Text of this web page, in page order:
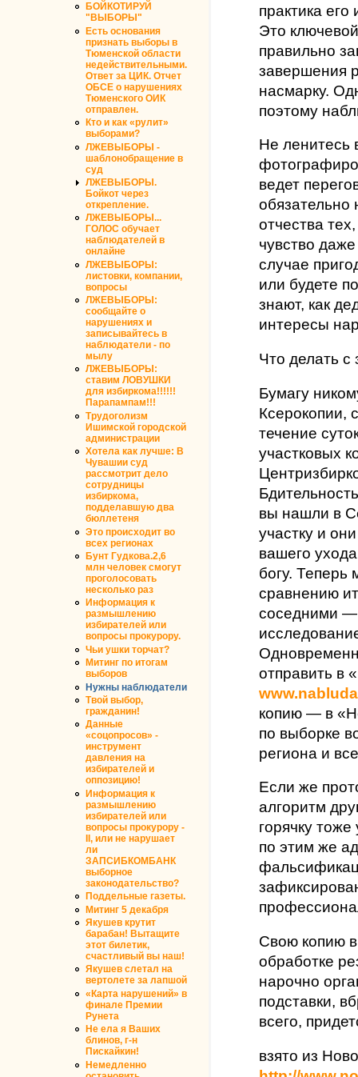
БОЙКОТИРУЙ
"ВЫБОРЫ"
Есть основания
признать выборы в
Тюменской области
недействительными.
Ответ за ЦИК. Отчет
ОБСЕ о нарушениях
Тюменского ОИК
отправлен.
Кто и как «рулит»
выборами?
ЛЖЕВЫБОРЫ -
шаблонобращение в
суд
ЛЖЕВЫБОРЫ.
Бойкот через
открепление.
ЛЖЕВЫБОРЫ...
ГОЛОС обучает
наблюдателей в
онлайне
ЛЖЕВЫБОРЫ:
листовки, компании,
вопросы
ЛЖЕВЫБОРЫ:
сообщайте о
нарушениях и
записывайтесь в
наблюдатели - по
мылу
ЛЖЕВЫБОРЫ:
ставим ЛОВУШКИ
для избиркома!!!!!!
Парапампам!!!
Трудоголизм
Ишимской городской
администрации
Хотела как лучше: В
Чувашии суд
рассмотрит дело
сотрудницы
избиркома,
подделавшую два
бюллетеня
Это происходит во
всех регионах
Бунт Гудкова.2,6
млн человек смогут
проголосовать
несколько раз
Информация к
размышлению
избирателей или
вопросы прокурору.
Чьи ушки торчат?
Митинг по итогам
выборов
Нужны наблюдатели
Твой выбор,
гражданин!
Данные
«соцопросов» -
инструмент
давления на
избирателей и
оппозицию!
Информация к
размышлению
избирателей или
вопросы прокурору -
II, или не нарушает
ли
ЗАПСИБКОМБАНК
выборное
законодательство?
Поддельные газеты.
Митинг 5 декабря
Якушев крутит
барабан! Вытащите
этот билетик,
счастливый вы наш!
Якушев слетал на
вертолете за лапшой
«Карта нарушений» в
финале Премии
Рунета
Не ела я Ваших
блинов, г-н
Пискайкин!
Немедленно
практика
Это
правильно
завершения
насмарку.
поэтому
Не ленитесь
ведет
отчества
чувство
случае
или будете
знают, как
интересы
Что делать с
Бумагу
Ксерокопии,
течение
участковых
вы нашли в
участку и
вашего
богу. Теперь
сравнению
соседними —
отправить в
копию — в
по выборке
региона и
Если же
алгоритм
горячку
по этим же
Свою копию
обработке
нарочно
подставки,
всего,
взято из